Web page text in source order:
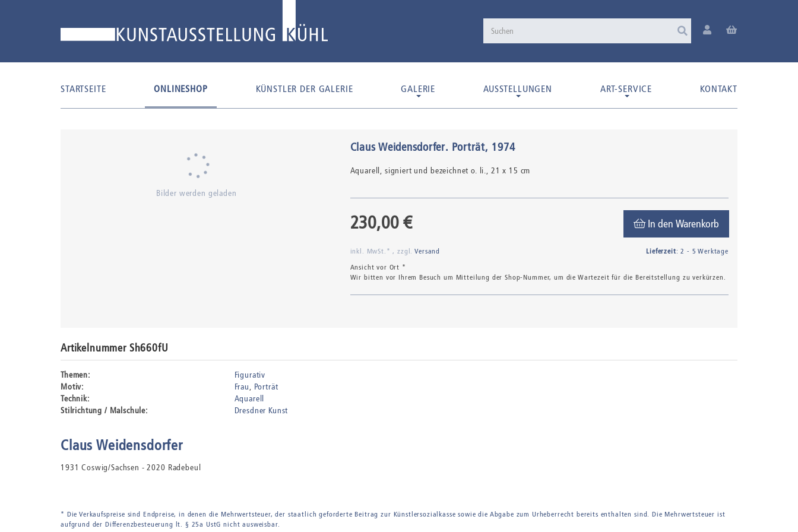
STARTSEITE ONLINESHOP KÜNSTLER DER GALERIE GALERIE AUSSTELLUNGEN ART-SERVICE KONTAKT
Bilder werden geladen
Claus Weidensdorfer. Porträt, 1974
Aquarell, signiert und bezeichnet o. li., 21 x 15 cm
230,00 €
inkl. MwSt.* , zzgl.Versand
In den Warenkorb
Lieferzeit: 2 - 5 Werktage
Ansicht vor Ort *
Wir bitten vor Ihrem Besuch um Mitteilung der Shop-Nummer, um die Wartezeit für die Bereitstellung zu verkürzen.
Artikelnummer Sh660fU
Themen:
Figurativ
Motiv:
Frau
Porträt
Technik:
Aquarell
Stilrichtung / Malschule:
Dresdner Kunst
Claus Weidensdorfer
1931 Coswig/Sachsen - 2020 Radebeul
* Die Verkaufspreise sind Endpreise, in denen die Mehrwertsteuer, der staatlich geforderte Beitrag zur Künstlersozialkasse sowie die Abgabe zum Urheberrecht bereits enthalten sind. Die Mehrwertsteuer ist
aufgrund der Differenzbesteuerung lt. § 25a UstG nicht ausweisbar.